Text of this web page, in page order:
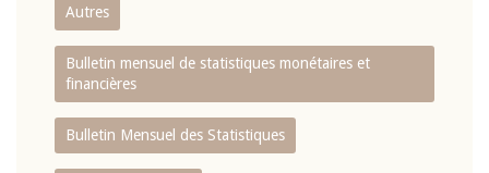
Autres
Bulletin mensuel de statistiques monétaires et
financières
Bulletin Mensuel des Statistiques